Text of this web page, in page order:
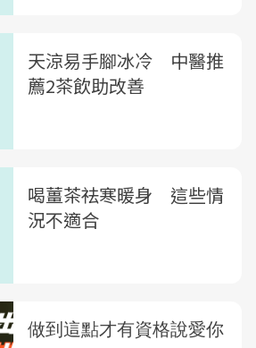
天涼易手腳冰冷 中醫推
薦2茶飲助改善
喝薑茶祛寒暖身 這些情
況不適合